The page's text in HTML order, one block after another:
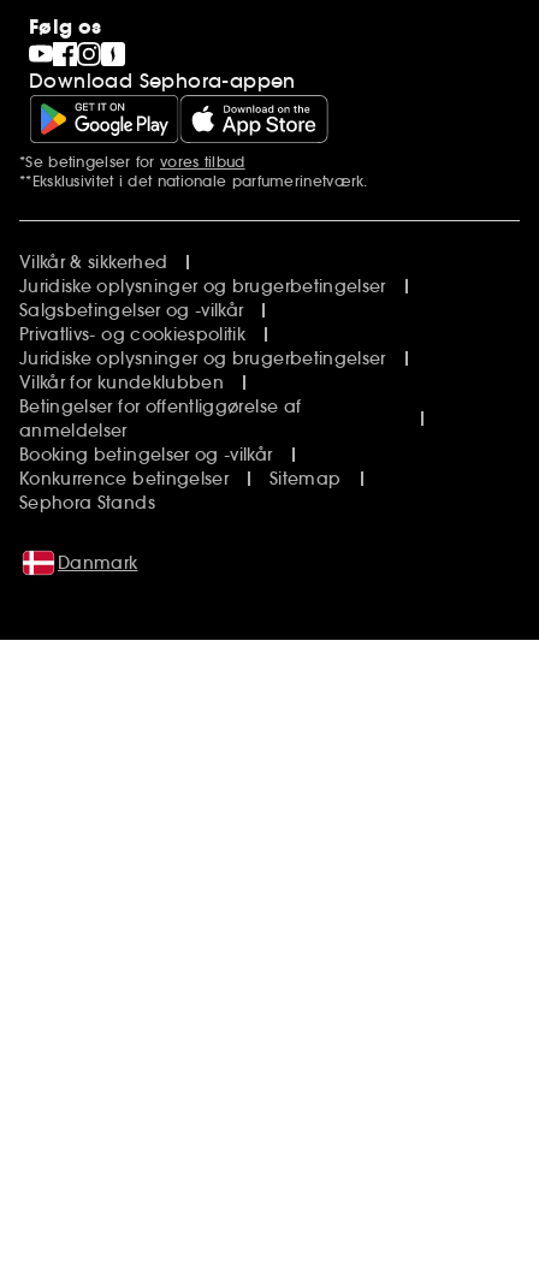
Følg os
Download Sephora-appen
Yderligere bemærkninger
*Se betingelser for vores tilbud
**Eksklusivitet i det nationale parfumerinetværk.
Vilkår & sikkerhed
Juridiske oplysninger og brugerbetingelser
Salgsbetingelser og -vilkår
Privatlivs- og cookiespolitik
Juridiske oplysninger og brugerbetingelser
Vilkår for kundeklubben
Betingelser for offentliggørelse af
anmeldelser
Booking betingelser og -vilkår
Konkurrence betingelser
Sitemap
Sephora Stands
Danmark